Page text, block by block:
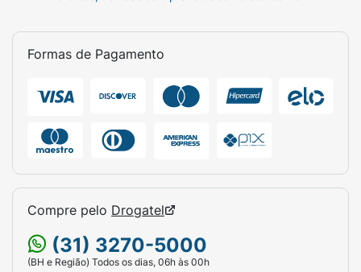
Formas de Pagamento
Compre pelo Drogatel
(31) 3270-5000
(BH e Região) Todos os dias, 06h às 00h